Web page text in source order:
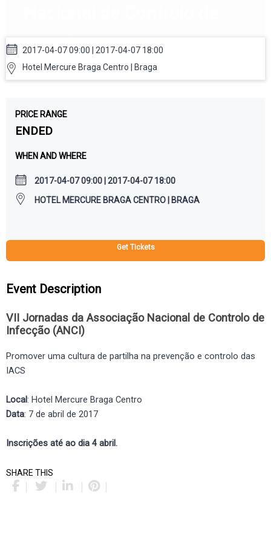
Infeção (ANCI)
2017-04-07 09:00 | 2017-04-07 18:00
Hotel Mercure Braga Centro | Braga
PRICE RANGE
ENDED
WHEN AND WHERE
2017-04-07 09:00 | 2017-04-07 18:00
HOTEL MERCURE BRAGA CENTRO | BRAGA
Get Tickets
Event Description
VII Jornadas da Associação Nacional de Controlo de
Infecção (ANCI)
Promover uma cultura de partilha na prevenção e controlo das
IACS
Local: Hotel Mercure Braga Centro
Data: 7 de abril de 2017
Inscrições até ao dia 4 abril.
SHARE THIS